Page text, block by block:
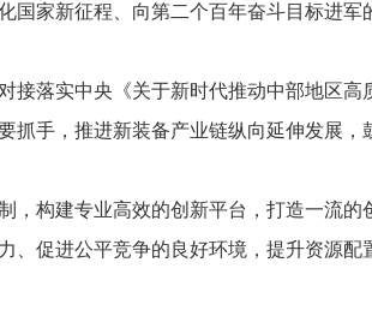
国家新征程、 向第二个百年奋斗目标进军
对接落实中央《关于新时代推动中部地区高
抓手， 推进新装备产业链纵向延伸发展，
， 构建专业高效的创新平台， 打造一流的
、 促进公平竞争的良好环境， 提升资源配